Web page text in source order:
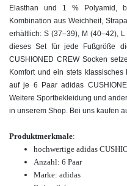
Elasthan und 1 % Polyamid,
Kombination aus Weichheit,
erhältlich: S (37–39), M (40–42),
dieses Set für jede Fußgröße
CUSHIONED CREW Socken
Komfort und ein stets
auf je 6 Paar adidas
Weitere Sportbekleidung und
in unserem Shop. Bei uns kaufen
Produktmerkmale:
hochwertige adidas
Anzahl: 6 Paar
Marke: adidas